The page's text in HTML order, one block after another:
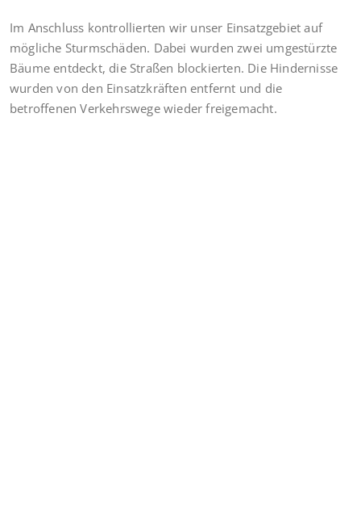
Im Anschluss kontrollierten wir unser Einsatzgebiet auf
mögliche Sturmschäden. Dabei wurden zwei umgestürzte
Bäume entdeckt, die Straßen blockierten. Die Hindernisse
wurden von den Einsatzkräften entfernt und die
betroffenen Verkehrswege wieder freigemacht.